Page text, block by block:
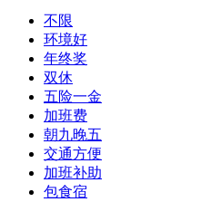
不限
环境好
年终奖
双休
五险一金
加班费
朝九晚五
交通方便
加班补助
包食宿